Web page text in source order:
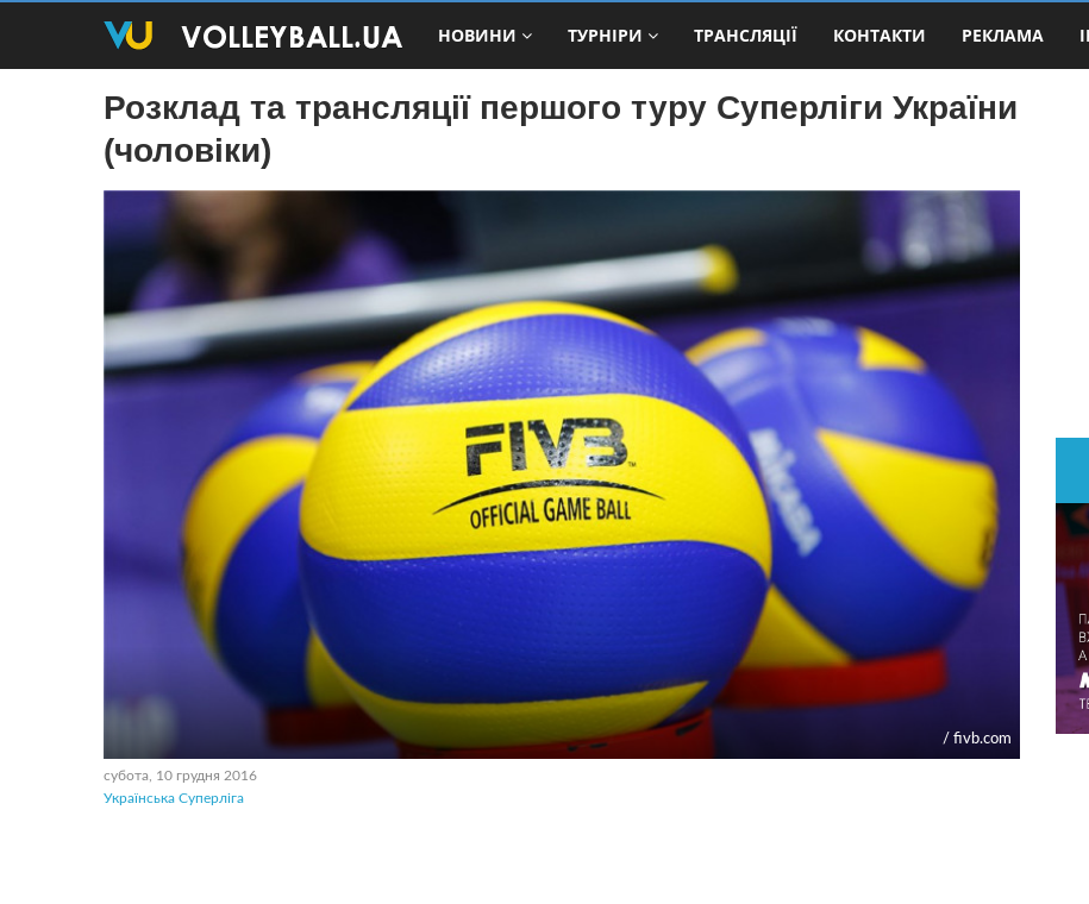
НОВИНИ ТУРНІРИ ТРАНСЛЯЦІЇ КОНТАКТИ РЕКЛАМА
Розклад та трансляцiї першого туру Суперлiги України
(чоловiки)
/ fivb.com
субота, 10 грудня 2016
Українська Суперліга